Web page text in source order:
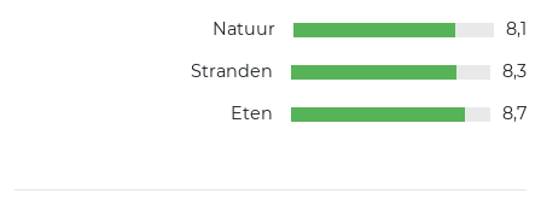
Natuur
8,1
Stranden
8,3
Eten
8,7